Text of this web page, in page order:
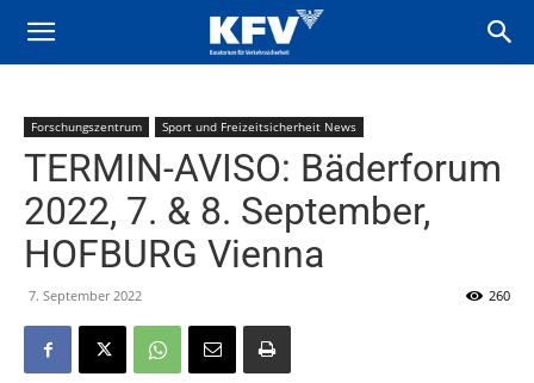
Forschungszentrum Sport und Freizeitsicherheit News
TERMIN-AVISO: Bäderforum
2022, 7. & 8. September,
HOFBURG Vienna
7. September 2022 260